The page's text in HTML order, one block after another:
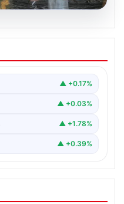
maliyetini
▲ +0.17%
▲ +0.03%
▲ +1.78%
▲ +0.39%